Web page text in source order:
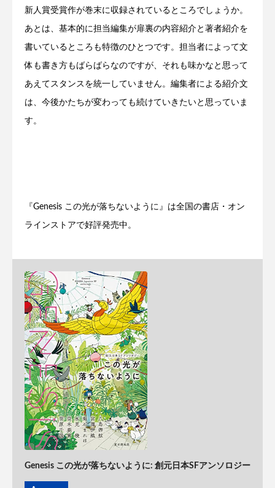
新人賞受賞作が巻末に収録されているところでしょうか。
あとは、基本的に担当編集が扉裏の内容紹介と著者紹介を
書いているところも特徴のひとつです。担当者によって文
体も書き方もばらばらなのですが、それも味かなと思って
あえてスタンスを統一していません。編集者による紹介文
は、今後かたちが変わっても続けていきたいと思っていま
す。
『Genesis この光が落ちないように』は全国の書店・オン
ラインストアで好評発売中。
Genesis この光が落ちないように: 創元日本SFアンソロジー